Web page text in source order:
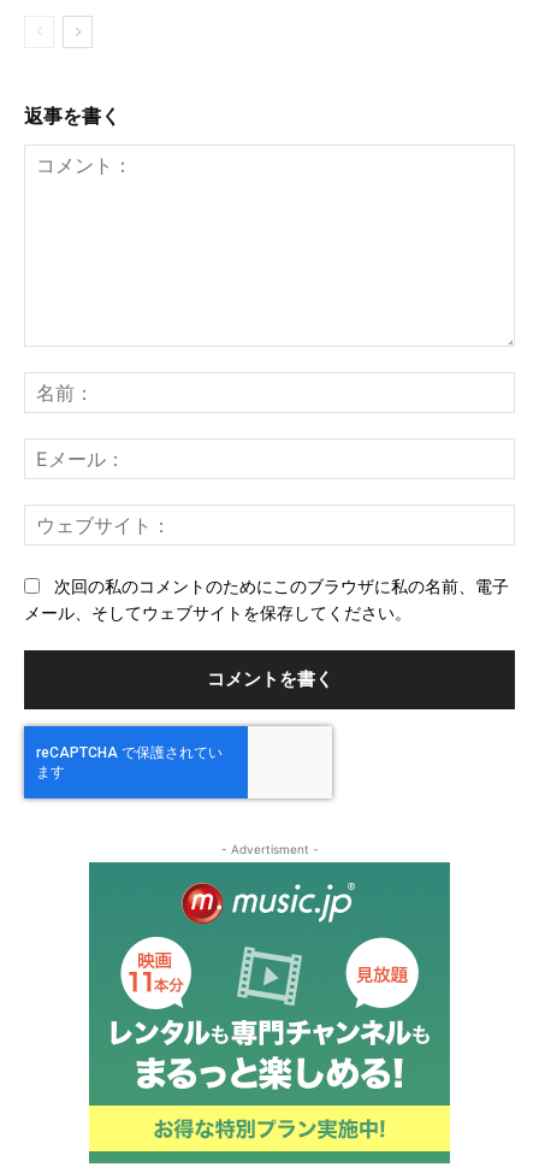
返事を書く
ン
ト：
前
メ
ー
ェ
次回の私のコメントのためにこのブラウザに私の名前、電子
メール、そしてウェブサイトを保存してください。
- Advertisment -